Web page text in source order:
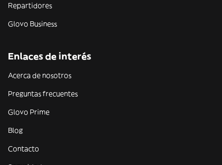
Repartidores
Glovo Business
Enlaces de interés
Acerca de nosotros
Preguntas frecuentes
Glovo Prime
Blog
Contacto